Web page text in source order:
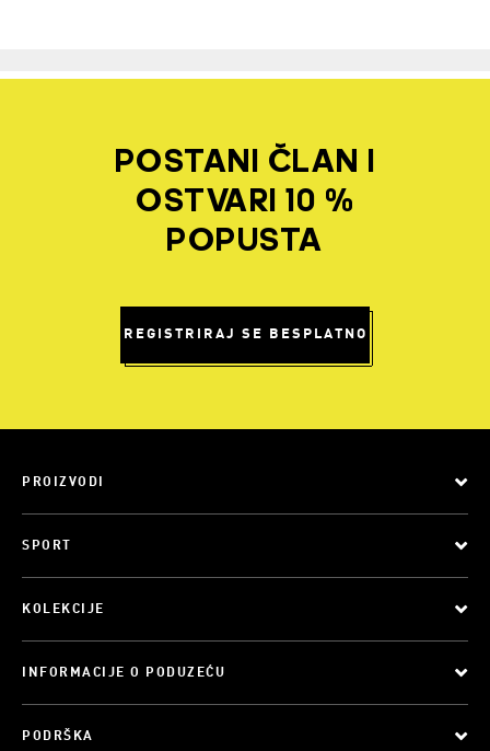
POSTANI ČLAN I
OSTVARI 10 %
POPUSTA
REGISTRIRAJ SE BESPLATNO
PROIZVODI
SPORT
KOLEKCIJE
INFORMACIJE O PODUZEĆU
PODRŠKA